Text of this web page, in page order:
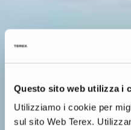
Questo sito web utilizza i
Utilizziamo i cookie per
sul sito Web Terex.